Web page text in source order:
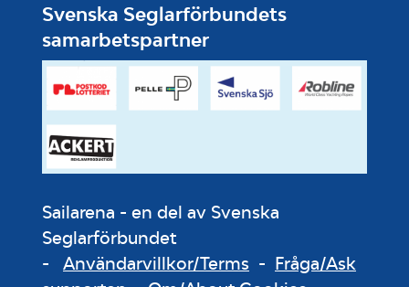
Svenska Seglarförbundets
samarbetspartner
Sailarena - en del av Svenska
Seglarförbundet
- Användarvillkor/Terms - Fråga/Ask